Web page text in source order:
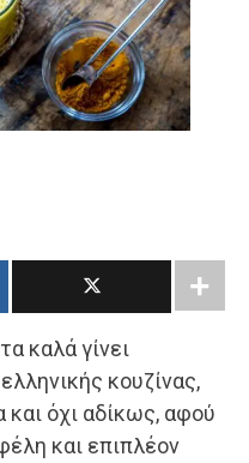
καλά γίνει
κουζίνας,
και όχι αδίκως, αφού
και επιπλέον